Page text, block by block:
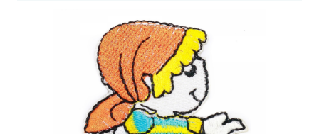
RECUPEREAZA PAROLA